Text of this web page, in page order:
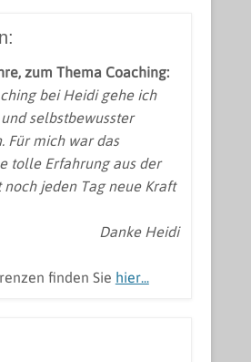
zum Thema Coaching:
bei Heidi gehe ich
selbstbewusster
Für mich war das
tolle Erfahrung aus der
jeden Tag neue Kraft
Danke Heidi
finden Sie hier...